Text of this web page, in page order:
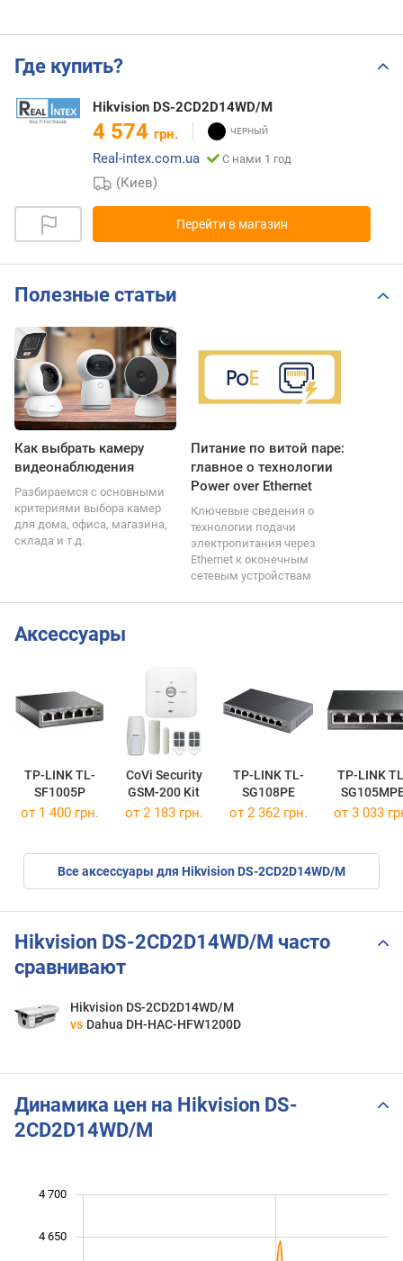
Где купить?
Hikvision DS-2CD2D14WD/M
4 574 грн.
Real-intex.com.ua
С нами 1 год
(Киев)
Перейти в магазин
Полезные статьи
Как выбрать камеру
видеонаблюдения
Разбираемся с основными
критериями выбора камер
для дома, офиса, магазина,
склада и т.д.
Питание по витой паре:
главное о технологии
Power over Ethernet
Ключевые сведения о
технологии подачи
электропитания через
Ethernet к оконечным
сетевым устройствам
Аксессуары
TP-LINK TL-
SF1005P
CoVi Security
GSM-200 Kit
TP-LINK TL-
SG108PE
TP-LINK
от 1 400 грн. от 2 183 грн. от 2 362 грн. от 3 033
Все аксессуары для Hikvision DS-2CD2D14WD/M
Hikvision DS-2CD2D14WD/M часто
сравнивают
Hikvision DS-2CD2D14WD/M
vs Dahua DH-HAC-HFW1200D
Динамика цен на Hikvision DS-
2CD2D14WD/M
4 650
4 700